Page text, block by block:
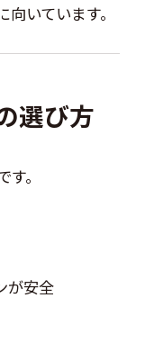
いています。
選び方
。
が安全